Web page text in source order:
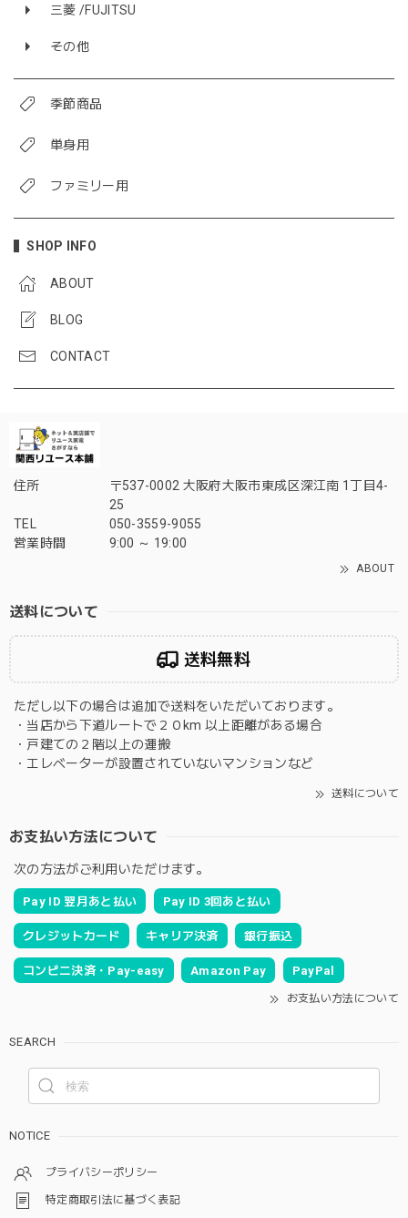
三菱 /FUJITSU
その他
季節商品
単身用
ファミリー用
SHOP INFO
ABOUT
BLOG
CONTACT
住所
〒537-0002 大阪府大阪市東成区深江南 1丁目4-
25
TEL
050-3559-9055
営業時間
9:00 ～ 19:00
ABOUT
送料について
送料無料
ただし以下の場合は追加で送料をいただいております。
・当店から下道ルートで２０km 以上距離がある場合
・戸建ての２階以上の運搬
・エレベーターが設置されていないマンションなど
送料について
お支払い方法について
次の方法がご利用いただけます。
Pay ID 翌月あと払い Pay ID 3回あと払い
クレジットカード キャリア決済 銀行振込
コンビニ決済・Pay-easy Amazon Pay PayPal
お支払い方法について
SEARCH
NOTICE
プライバシーポリシー
特定商取引法に基づく表記